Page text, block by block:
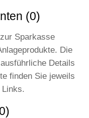
(0)
Sparkasse
Die
Details
finden Sie jeweils
Links.